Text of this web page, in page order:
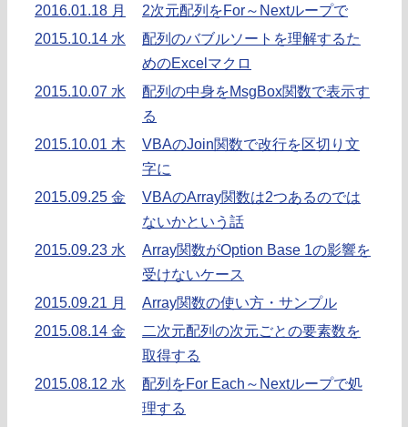
2016.01.18 月
2次元配列をFor～Nextループで
2015.10.14 水
配列のバブルソートを理解するた
めのExcelマクロ
2015.10.07 水
配列の中身をMsgBox関数で表示す
る
2015.10.01 木
VBAのJoin関数で改行を区切り文
字に
2015.09.25 金
VBAのArray関数は2つあるのでは
ないかという話
2015.09.23 水
Array関数がOption Base 1の影響を
受けないケース
2015.09.21 月
Array関数の使い方・サンプル
2015.08.14 金
二次元配列の次元ごとの要素数を
取得する
2015.08.12 水
配列をFor Each～Nextループで処
理する